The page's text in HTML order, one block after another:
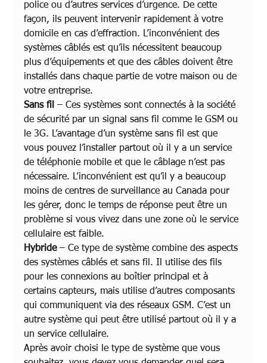
police ou d’autres services d’urgence. De cette
façon, ils peuvent intervenir rapidement à votre
domicile en cas d’effraction. L’inconvénient des
systèmes câblés est qu’ils nécessitent beaucoup
plus d’équipements et que des câbles doivent être
installés dans chaque partie de votre maison ou de
votre entreprise.
Sans fil – Ces systèmes sont connectés à la société
de sécurité par un signal sans fil comme le GSM ou
le 3G. L’avantage d’un système sans fil est que
vous pouvez l’installer partout où il y a un service
de téléphonie mobile et que le câblage n’est pas
nécessaire. L’inconvénient est qu’il y a beaucoup
moins de centres de surveillance au Canada pour
les gérer, donc le temps de réponse peut être un
problème si vous vivez dans une zone où le service
cellulaire est faible.
Hybride – Ce type de système combine des aspects
des systèmes câblés et sans fil. Il utilise des fils
pour les connexions au boîtier principal et à
certains capteurs, mais utilise d’autres composants
qui communiquent via des réseaux GSM. C’est un
autre système qui peut être utilisé partout où il y a
un service cellulaire.
Après avoir choisi le type de système que vous